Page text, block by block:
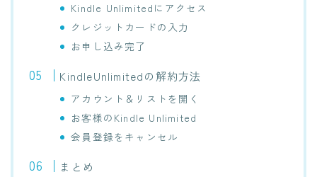
Kindle Unlimitedにアクセス
クレジットカードの入力
お申し込み完了
KindleUnlimitedの解約方法
アカウント＆リストを開く
お客様のKindle Unlimited
会員登録をキャンセル
まとめ